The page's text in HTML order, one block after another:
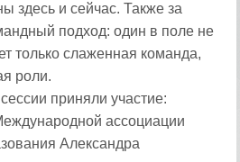
здесь и сейчас. Также за
подход: один в поле не
только слаженная команда,
роли.
приняли участие:
ассоциации
Александра